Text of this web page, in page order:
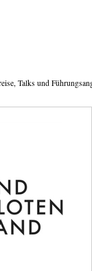
Talks und